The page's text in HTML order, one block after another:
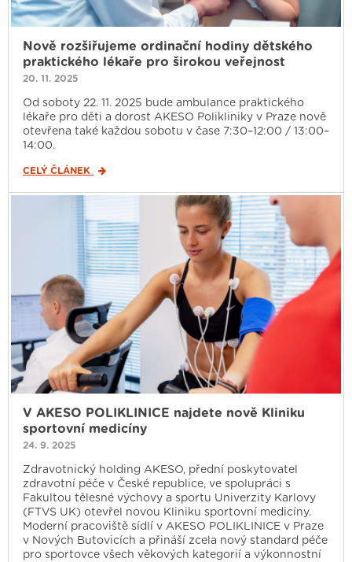
Nově rozšiřujeme ordinační hodiny dětského
praktického lékaře pro širokou veřejnost
20. 11. 2025
Od soboty 22. 11. 2025 bude ambulance praktického
lékaře pro děti a dorost AKESO Polikliniky v Praze nově
otevřena také každou sobotu v čase 7:30–12:00 / 13:00–
14:00.
CELÝ ČLÁNEK
V AKESO POLIKLINICE najdete nově Kliniku
sportovní medicíny
24. 9. 2025
Zdravotnický holding AKESO, přední poskytovatel
zdravotní péče v České republice, ve spolupráci s
Fakultou tělesné výchovy a sportu Univerzity Karlovy
(FTVS UK) otevřel novou Kliniku sportovní medicíny.
Moderní pracoviště sídlí v AKESO POLIKLINICE v Praze
v Nových Butovicích a přináší zcela nový standard péče
pro sportovce všech věkových kategorií a výkonnostní